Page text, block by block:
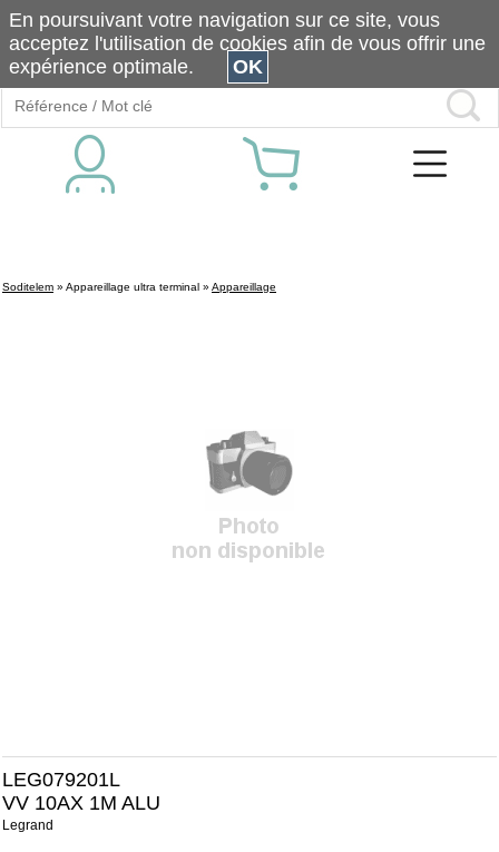
Soditelem » Appareillage ultra terminal » Appareillage
LEG079201L
VV 10AX 1M ALU
Legrand
En poursuivant votre navigation sur ce site, vous
acceptez l'utilisation de cookies afin de vous offrir une
expérience optimale.
OK